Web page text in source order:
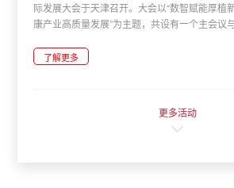
际发展大会于天津召开。大会以“数智赋能厚植
康产业高质量发展”为主题，共设有一个主会议
了解更多
更多活动